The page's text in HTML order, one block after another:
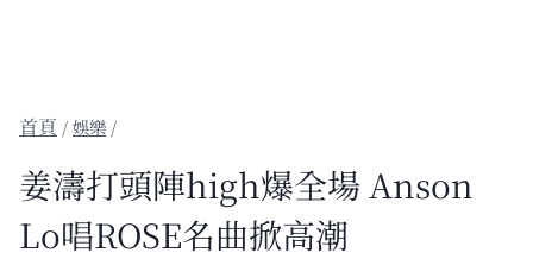
/娛樂 /
姜濤打頭陣high爆全場 Anson
Lo唱ROSE名曲掀高潮